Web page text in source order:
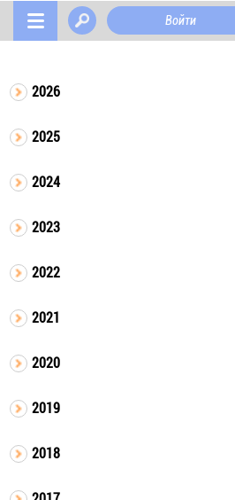
Войти
2026
2025
2024
2023
2022
2021
2020
2019
2018